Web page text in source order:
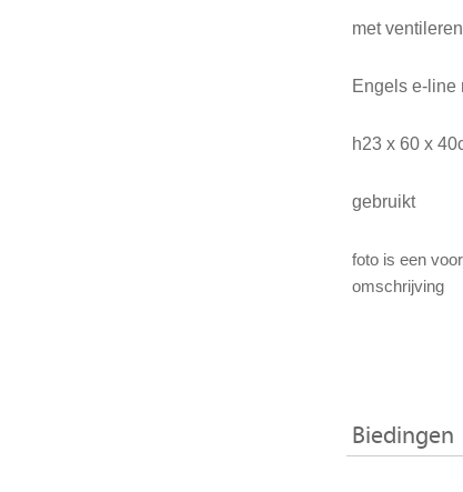
met
Engels e-line
h23 x 60 x
gebruikt
foto is een
omschrijving
Biedingen